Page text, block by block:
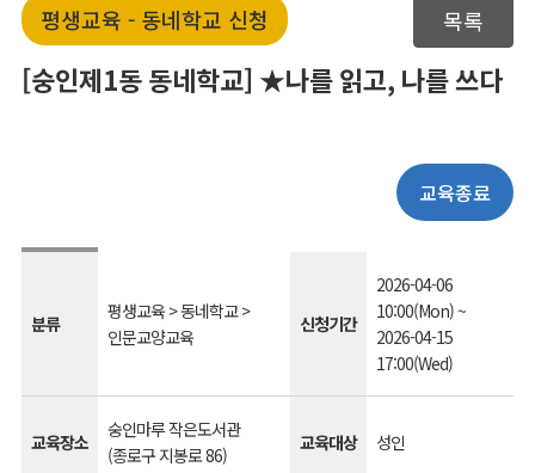
목록
평생교육 - 동네학교 신청
[숭인제1동 동네학교] ★나를 읽고, 나를 쓰다
교육종료
분류
평생교육 > 동네학교 >
인문교양교육
신청기간
2026-04-06
10:00(Mon) ~
2026-04-15
17:00(Wed)
교육장소
숭인마루 작은도서관
(종로구 지봉로 86)
교육대상 성인